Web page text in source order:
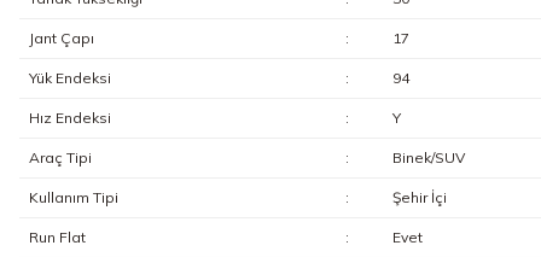
Jant Çapı : 17
Yük Endeksi : 94
Hız Endeksi : Y
Araç Tipi : Binek/SUV
Kullanım Tipi : Şehir İçi
Run Flat : Evet